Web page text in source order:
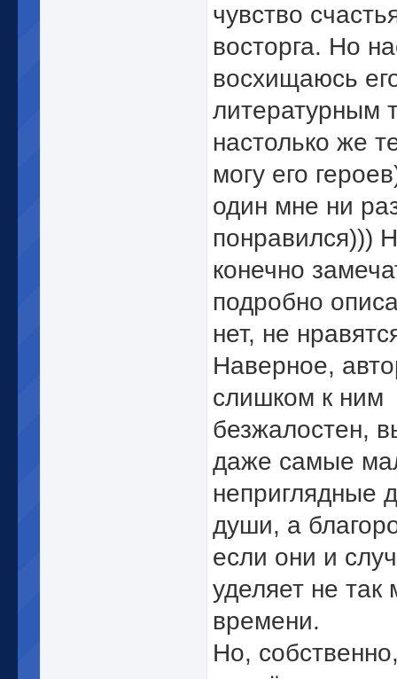
чувство
восторга. Но
восхищаюсь
литературным
настолько же
могу его
один мне ни
понравился)))
конечно
подробно
нет, не
Наверное,
слишком к ним
безжалостен,
даже самые
неприглядные
души, а
если они и
уделяет не так
времени.
Но,